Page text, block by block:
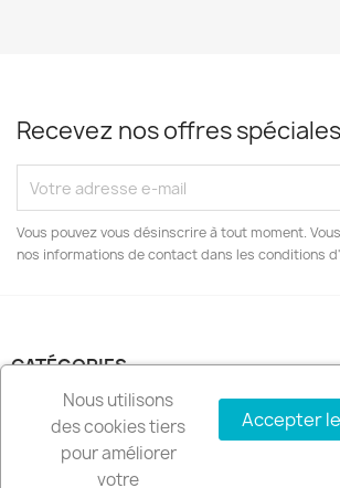
Recevez nos offres spéciales
Vous pouvez vous désinscrire à tout moment.
nos informations de contact dans les conditions
CATÉGORIES
NOTRE SOCIÉTÉ
VOTRE COMPTE
Nous utilisons
des cookies tiers
pour améliorer
votre
Accepter